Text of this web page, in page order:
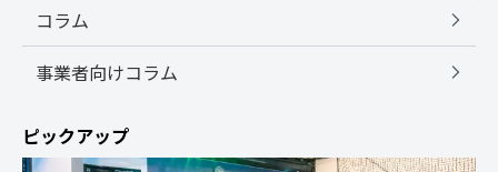
コラム
事業者向けコラム
ピックアップ